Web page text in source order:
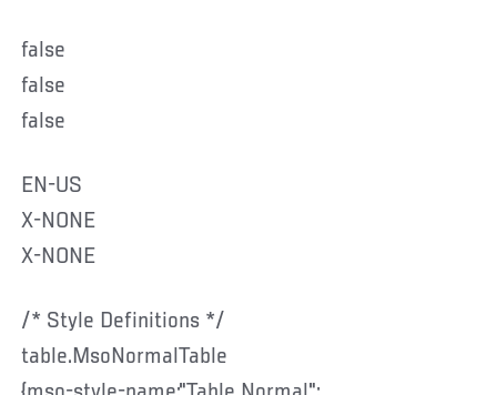
false
false
false
EN-US
X-NONE
X-NONE
/* Style Definitions */
table.MsoNormalTable